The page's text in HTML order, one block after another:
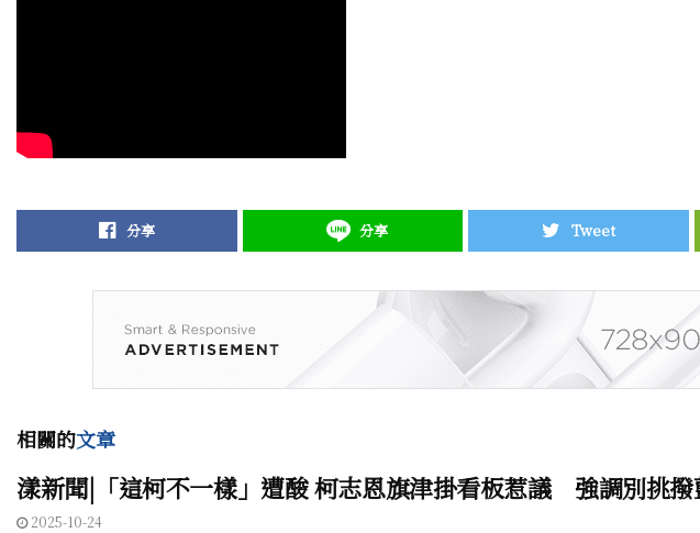
分享 分享 Tweet
相關的文章
漾新聞|「這柯不一樣」遭酸 柯志恩旗津掛看板惹議 強調別挑
2025-10-24